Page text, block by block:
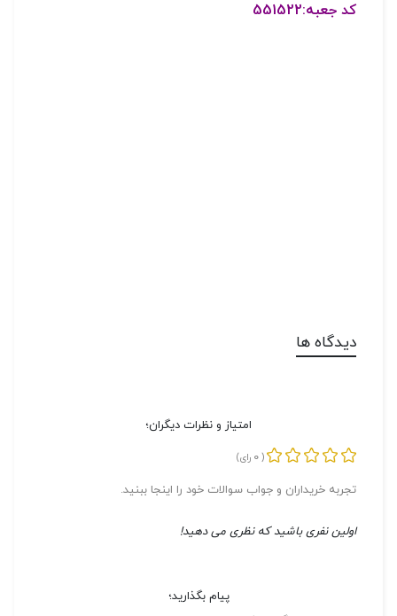
کد جعبه:551522
دیدگاه ها
امتیاز و نظرات دیگران؛
(
0 رای)
تجربه خریداران و جواب سوالات خود را اینجا ببنید.
اولین نفری باشید که نظری می دهید!
پیام بگذارید؛